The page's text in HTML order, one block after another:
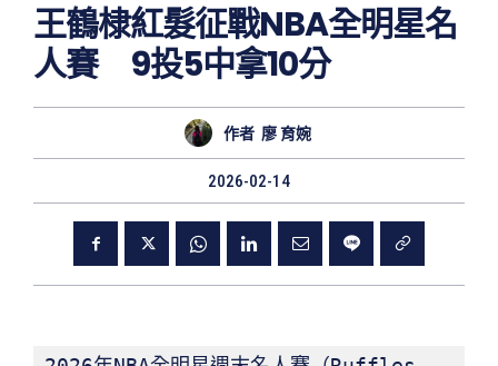
王鶴棣紅髮征戰NBA全明星名
人賽 9投5中拿10分
作者 廖 育婉
2026-02-14